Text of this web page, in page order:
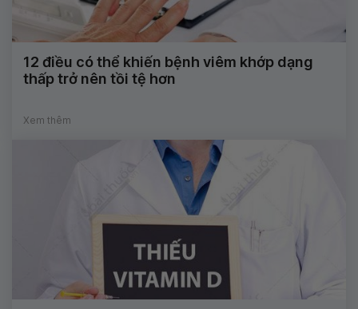
12 điều có thể khiến bệnh viêm khớp dạng
thấp trở nên tồi tệ hơn
Xem thêm